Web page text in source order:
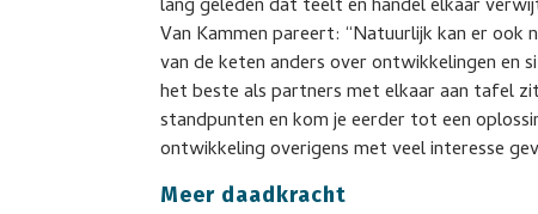
lang geleden dat teelt en handel elkaar
Van Kammen pareert: “Natuurlijk kan er
van de keten anders over ontwikkelingen en
het beste als partners met elkaar aan tafel
standpunten en kom je eerder tot een
ontwikkeling overigens met veel interesse
Meer daadkracht